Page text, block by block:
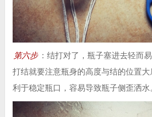
第六步 ：结打对了，瓶子塞进去轻而
打结就要注意瓶身的高度与结的位置
利于稳定瓶口，容易导致瓶子侧歪洒水